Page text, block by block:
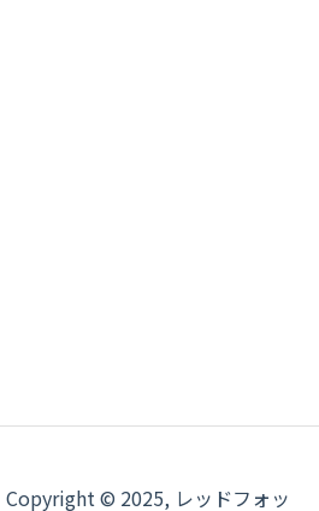
Copyright © 2025, レッドフォッ